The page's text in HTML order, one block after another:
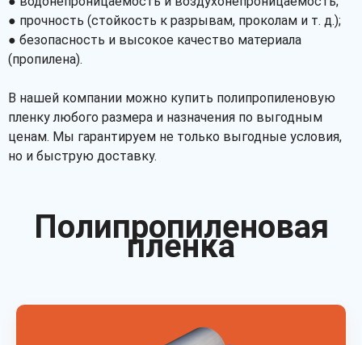
● прочность (стойкость к разрывам, проколам и т. д.);
● безопасность и высокое качество материала
(пропилена).
В нашей компании можно купить полипропиленовую
пленку любого размера и назначения по выгодным
ценам. Мы гарантируем не только выгодные условия,
но и быструю доставку.
Полипропиленовая
пленка